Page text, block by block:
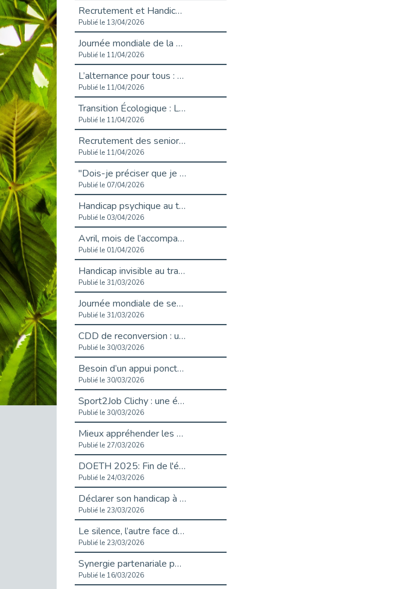
Recrutement et Handicap : Et si vous testiez avant de vous engager ?
Publié le 13/04/2026
Journée mondiale de la maladie de Parkinson : Mieux comprendre pour mieux accompagner
Publié le 11/04/2026
L’alternance pour tous : Cap Emploi 92 et Seine Ouest Entreprise et Emploi mobilisés à Boulogne-Billancourt
Publié le 11/04/2026
Transition Écologique : Les Cap Emploi 75,92 et 93 s’engagent pour un Numérique Responsable
Publié le 11/04/2026
Recrutement des seniors : Un levier de transformation pour les ETI franciliennes
Publié le 11/04/2026
"Dois-je préciser que je suis handicapé sur mon CV?"
Publié le 07/04/2026
Handicap psychique au travail : et si nous changions de regard - vidéo
Publié le 03/04/2026
Avril, mois de l’accompagnement dans l’emploi avec Cap emploi.
Publié le 01/04/2026
Handicap invisible au travail : se taire ou parler? - vidéo
Publié le 31/03/2026
Journée mondiale de sensibilisation à l’autisme
Publié le 31/03/2026
CDD de reconversion : un nouveau contrat pour sécuriser le changement de métier.
Publié le 30/03/2026
Besoin d’un appui ponctuel expertise handicap ?
Publié le 30/03/2026
Sport2Job Clichy : une édition altoséquanaise avec Cap Emploi 92.
Publié le 30/03/2026
Mieux appréhender les enjeux du handicap singulier en entreprise - vidéo
Publié le 27/03/2026
DOETH 2025: Fin de l'écrêtement
Publié le 24/03/2026
Déclarer son handicap à son employeur : un levier professionnel ?
Publié le 23/03/2026
Le silence, l’autre face du recrutement : un appel au respect des candidats.
Publié le 23/03/2026
Synergie partenariale pour l'Inclusion Professionnelle chez Orange
Publié le 16/03/2026